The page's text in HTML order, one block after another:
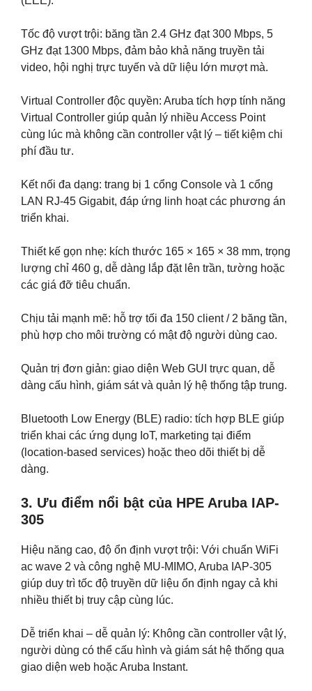
Tốc độ vượt trội: băng tần 2.4 GHz đạt 300 Mbps, 5
GHz đạt 1300 Mbps, đảm bảo khả năng truyền tải
video, hội nghị trực tuyến và dữ liệu lớn mượt mà.
Virtual Controller độc quyền: Aruba tích hợp tính năng
Virtual Controller giúp quản lý nhiều Access Point
cùng lúc mà không cần controller vật lý – tiết kiệm chi
phí đầu tư.
Kết nối đa dạng: trang bị 1 cổng Console và 1 cổng
LAN RJ-45 Gigabit, đáp ứng linh hoạt các phương án
triển khai.
Thiết kế gọn nhẹ: kích thước 165 × 165 × 38 mm, trọng
lượng chỉ 460 g, dễ dàng lắp đặt lên trần, tường hoặc
các giá đỡ tiêu chuẩn.
Chịu tải mạnh mẽ: hỗ trợ tối đa 150 client / 2 băng tần,
phù hợp cho môi trường có mật độ người dùng cao.
Quản trị đơn giản: giao diện Web GUI trực quan, dễ
dàng cấu hình, giám sát và quản lý hệ thống tập trung.
Bluetooth Low Energy (BLE) radio: tích hợp BLE giúp
triển khai các ứng dụng IoT, marketing tại điểm
(location-based services) hoặc theo dõi thiết bị dễ
dàng.
3. Ưu điểm nổi bật của HPE Aruba IAP-
305
Hiệu năng cao, độ ổn định vượt trội: Với chuẩn WiFi
ac wave 2 và công nghệ MU-MIMO, Aruba IAP-305
giúp duy trì tốc độ truyền dữ liệu ổn định ngay cả khi
nhiều thiết bị truy cập cùng lúc.
Dễ triển khai – dễ quản lý: Không cần controller vật lý,
người dùng có thể cấu hình và giám sát hệ thống qua
giao diện web hoặc Aruba Instant.